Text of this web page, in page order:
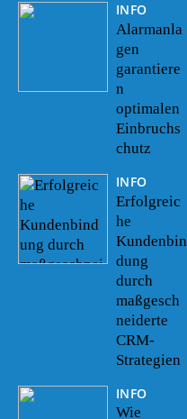
INFO
Alarmanla
gen
garantiere
n
optimalen
Einbruchs
chutz
INFO
Erfolgreic
he
Kundenbin
dung
durch
maßgesch
neiderte
CRM-
Strategien
INFO
Wie